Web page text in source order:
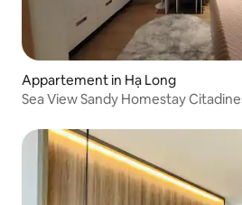
Appartement in Hạ Long
Sea View Sandy Homestay